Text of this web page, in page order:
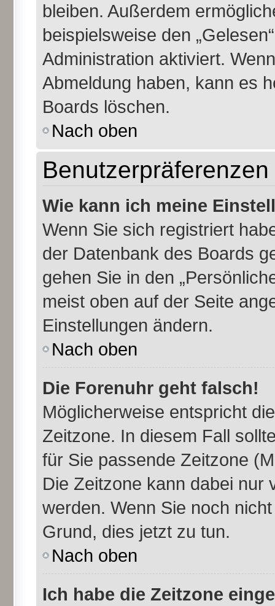
bleiben. Außerdem
beispielsweise den
Administration aktiviert.
Abmeldung haben, kann es
Boards löschen.
Nach oben
Wie kann ich meine
Wenn Sie sich registriert
der Datenbank des Boards
gehen Sie in den
meist oben auf der Seite
Einstellungen ändern.
Nach oben
Die Forenuhr geht falsch!
Möglicherweise entspricht
Zeitzone. In diesem Fall
für Sie passende Zeitzone
Die Zeitzone kann dabei nur
werden. Wenn Sie noch
Grund, dies jetzt zu tun.
Nach oben
Ich habe die Zeitzone